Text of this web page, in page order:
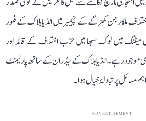
ملکارجن کھڑگے کے چیمبر میں انڈیا بلاک کے فلور
میں لوک سبھا میں حزب اختلاف کے قائد اور
موجود رہے۔ انڈیا بلاک کے لیڈران کے ساتھ پارلیمنٹ
مسائل پر تبادلۂ خیال ہوا۔
ADVERTISEMENT